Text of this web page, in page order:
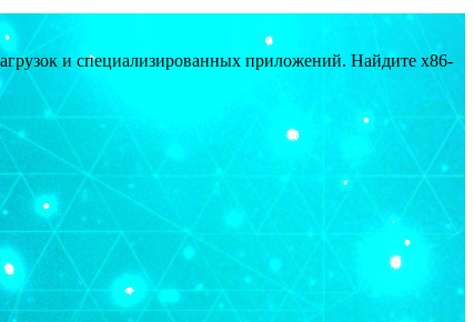
и специализированных приложений. Найдите x86-